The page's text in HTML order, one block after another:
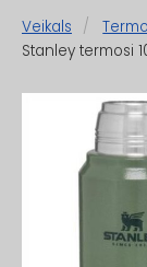
Veikals
Stanley termosi